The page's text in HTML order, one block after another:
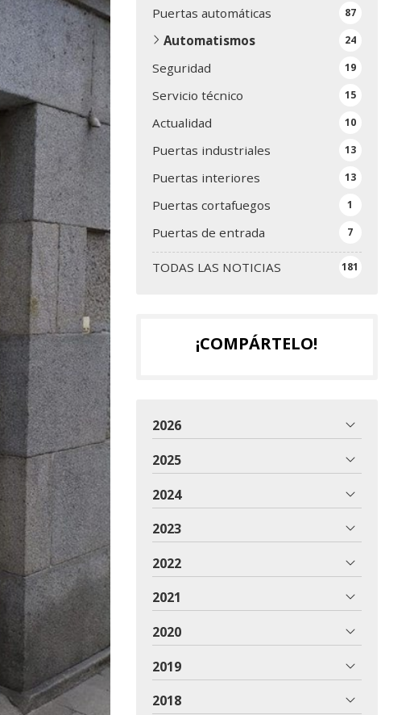
TODAS LAS NOTICIAS 181
Puertas automáticas 87
Automatismos 24
Seguridad 19
Servicio técnico 15
Actualidad 10
Puertas industriales 13
Puertas interiores 13
Puertas cortafuegos 1
Puertas de entrada 7
¡COMPÁRTELO!
2026
2025
2024
2023
2022
2021
2020
2019
2018